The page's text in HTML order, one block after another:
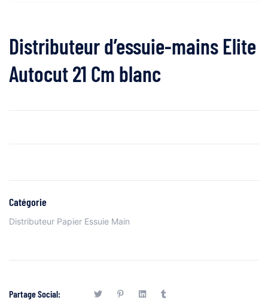
Distributeur d’essuie-mains Elite
Autocut 21 Cm blanc
Catégorie
Distributeur Papier Essuie Main
Partage Social: